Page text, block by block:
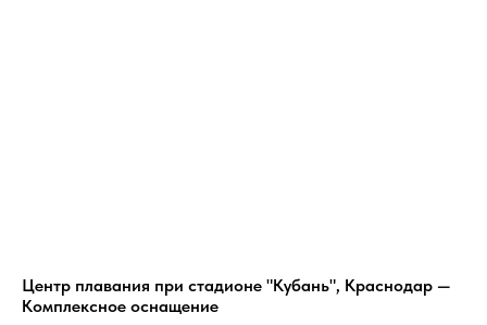
Центр плавания при стадионе "Кубань", Краснодар —
Комплексное оснащение